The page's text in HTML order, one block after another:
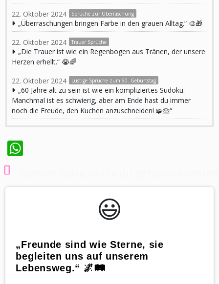
22. Oktober 2024 Sprüche zur Überraschung
„Überraschungen bringen Farbe in den grauen Alltag.“ 🎨🎁
22. Oktober 2024 Trauer Sprüche
„Die Trauer ist wie ein Regenbogen aus Tränen, der unsere
Herzen erhellt.“ 😭🌈
22. Oktober 2024 Lustige Sprüche zum 60. Geburtstag
„60 Jahre alt zu sein ist wie ein kompliziertes Sudoku:
Manchmal ist es schwierig, aber am Ende hast du immer
noch die Freude, den Kuchen anzuschneiden! 🧩🎂“
😃️
„Freunde sind wie Sterne, sie
begleiten uns auf unserem
Lebensweg.“ 🌌🛤️